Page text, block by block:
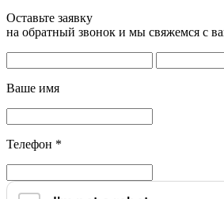
Оставьте заявку
на обратный звонок и мы свяжемся с
Ваше имя
Телефон *